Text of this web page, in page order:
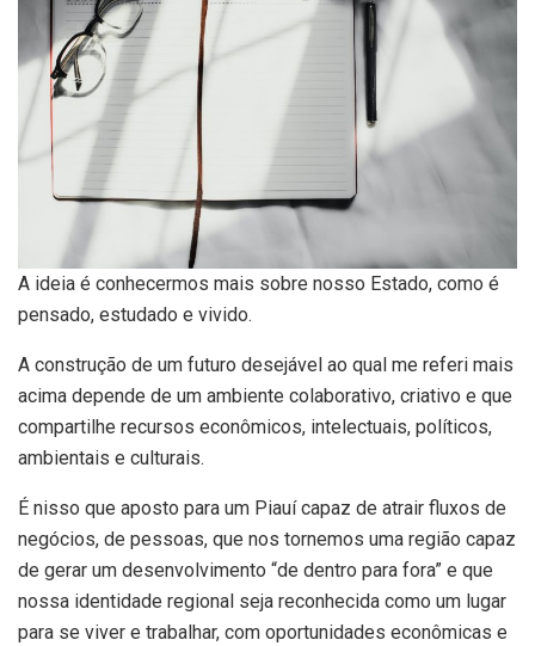
A ideia é conhecermos mais sobre nosso Estado, como é
pensado, estudado e vivido.
A construção de um futuro desejável ao qual me referi mais
acima depende de um ambiente colaborativo, criativo e que
compartilhe recursos econômicos, intelectuais, políticos,
ambientais e culturais.
É nisso que aposto para um Piauí capaz de atrair fluxos de
negócios, de pessoas, que nos tornemos uma região capaz
de gerar um desenvolvimento “de dentro para fora” e que
nossa identidade regional seja reconhecida como um lugar
para se viver e trabalhar, com oportunidades econômicas e